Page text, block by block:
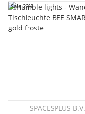
Sale 22%
SPACESPLUS B.V.